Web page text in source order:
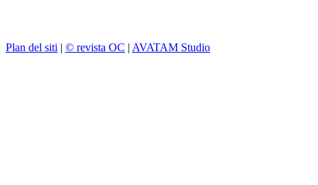
Plan del siti | © revista OC | AVATAM Studio